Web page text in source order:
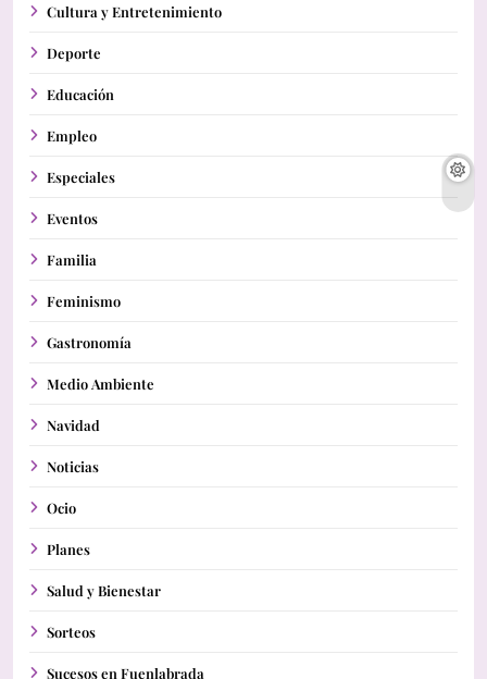
Cultura y Entretenimiento
Deporte
Educación
Empleo
Especiales
Eventos
Familia
Feminismo
Gastronomía
Medio Ambiente
Navidad
Noticias
Ocio
Planes
Salud y Bienestar
Sorteos
Sucesos en Fuenlabrada